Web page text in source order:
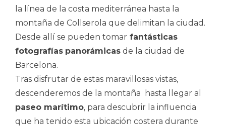
la línea de la costa mediterránea hasta la
montaña de Collserola que delimitan la ciudad.
Desde allí se pueden tomar fantásticas
fotografías panorámicas de la ciudad de
Barcelona.
Tras disfrutar de estas maravillosas vistas,
descenderemos de la montaña hasta llegar al
paseo marítimo, para descubrir la influencia
que ha tenido esta ubicación costera durante